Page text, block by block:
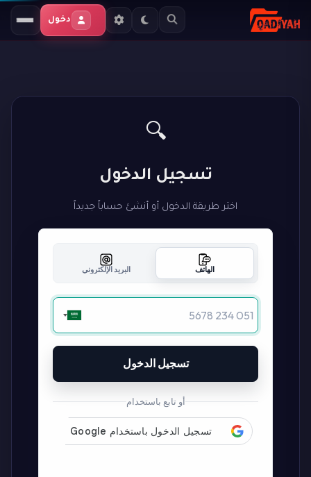
دخول
🔍
تسجيل الدخول
اختر طريقة الدخول أو أنشئ حساباً جديداً
الهاتف البريد الإلكتروني
تسجيل الدخول
أو تابع باستخدام